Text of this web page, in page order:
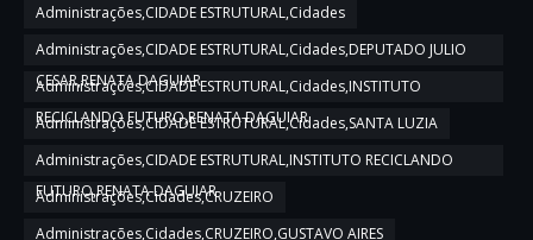
Administrações,CIDADE ESTRUTURAL,Cidades
Administrações,CIDADE ESTRUTURAL,Cidades,DEPUTADO JULIO
CESAR,RENATA DAGUIAR
Administrações,CIDADE ESTRUTURAL,Cidades,INSTITUTO
RECICLANDO FUTURO,RENATA DAGUIAR
Administrações,CIDADE ESTRUTURAL,Cidades,SANTA LUZIA
Administrações,CIDADE ESTRUTURAL,INSTITUTO RECICLANDO
FUTURO,RENATA DAGUIAR
Administrações,Cidades,CRUZEIRO
Administrações,Cidades,CRUZEIRO,GUSTAVO AIRES